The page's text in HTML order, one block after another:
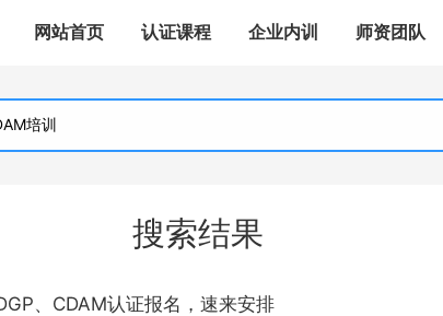
网站首页 认证课程 企业内训 师资团队
搜索结果
、CDAM认证报名，速来安排